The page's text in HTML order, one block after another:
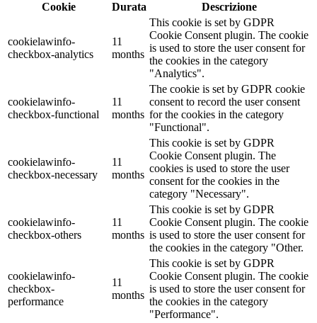
Cookie
Durata Descrizione
cookielawinfo-
checkbox-analytics
11
months
This cookie is set by GDPR
Cookie Consent plugin. The cookie
is used to store the user consent for
the cookies in the category
"Analytics".
cookielawinfo-
checkbox-functional
11
months
The cookie is set by GDPR cookie
consent to record the user consent
for the cookies in the category
"Functional".
cookielawinfo-
checkbox-necessary
11
months
This cookie is set by GDPR
Cookie Consent plugin. The
cookies is used to store the user
consent for the cookies in the
category "Necessary".
cookielawinfo-
checkbox-others
11
months
This cookie is set by GDPR
Cookie Consent plugin. The cookie
is used to store the user consent for
the cookies in the category "Other.
cookielawinfo-
checkbox-
performance
11
months
This cookie is set by GDPR
Cookie Consent plugin. The cookie
is used to store the user consent for
the cookies in the category
"Performance".